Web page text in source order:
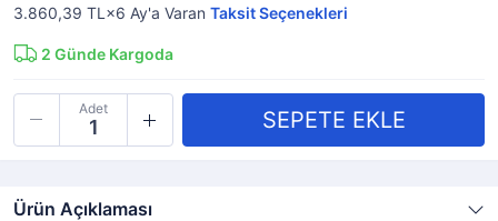
3.860,39 TL×6 Ay'a Varan Taksit Seçenekleri
2 Günde Kargoda
Adet
Ürün Açıklaması